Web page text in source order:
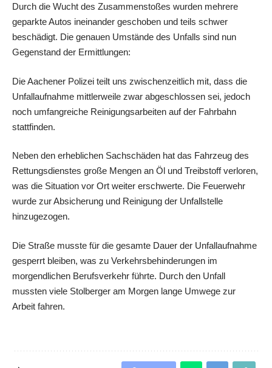
Durch die Wucht des Zusammenstoßes wurden mehrere
geparkte Autos ineinander geschoben und teils schwer
beschädigt. Die genauen Umstände des Unfalls sind nun
Gegenstand der Ermittlungen:
Die Aachener Polizei teilt uns zwischenzeitlich mit, dass die
Unfallaufnahme mittlerweile zwar abgeschlossen sei, jedoch
noch umfangreiche Reinigungsarbeiten auf der Fahrbahn
stattfinden.
Neben den erheblichen Sachschäden hat das Fahrzeug des
Rettungsdienstes große Mengen an Öl und Treibstoff verloren,
was die Situation vor Ort weiter erschwerte. Die Feuerwehr
wurde zur Absicherung und Reinigung der Unfallstelle
hinzugezogen.
Die Straße musste für die gesamte Dauer der Unfallaufnahme
gesperrt bleiben, was zu Verkehrsbehinderungen im
morgendlichen Berufsverkehr führte. Durch den Unfall
mussten viele Stolberger am Morgen lange Umwege zur
Arbeit fahren.